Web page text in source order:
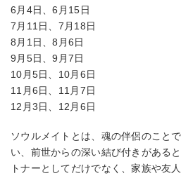
6月4日、6月15日
7月11日、7月18日
8月1日、8月6日
9月5日、9月7日
10月5日、10月6日
11月6日、11月7日
12月3日、12月6日
ソウルメイトとは、魂の伴侶のこと
い、前世からの深い結び付きがある
トナーとしてだけでなく、家族や友